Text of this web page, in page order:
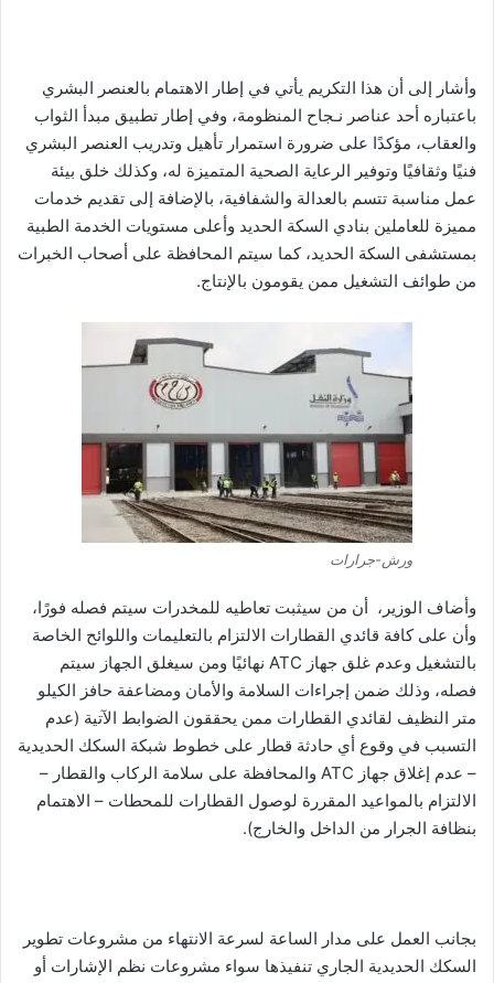
وأشار إلى أن هذا التكريم يأتي في إطار الاهتمام بالعنصر البشري
باعتباره أحد عناصر نـجاح المنظومة، وفي إطار تطبيق مبدأ الثواب
والعقاب، مؤكدًا على ضرورة استمرار تأهيل وتدريب العنصر البشري
فنيًا وثقافيًا وتوفير الرعاية الصحية المتميزة له، وكذلك خلق بيئة
عمل مناسبة تتسم بالعدالة والشفافية، بالإضافة إلى تقديم خدمات
مميزة للعاملين بنادي السكة الحديد وأعلى مستويات الخدمة الطبية
بمستشفى السكة الحديد، كما سيتم المحافظة على أصحاب الخبرات
من طوائف التشغيل ممن يقومون بالإنتاج.
ورش-جرارات
وأضاف الوزير، أن من سيثبت تعاطيه للمخدرات سيتم فصله فورًا،
وأن على كافة قائدي القطارات الالتزام بالتعليمات واللوائح الخاصة
بالتشغيل وعدم غلق جهاز ATC نهائيًا ومن سيغلق الجهاز سيتم
فصله، وذلك ضمن إجراءات السلامة والأمان ومضاعفة حافز الكيلو
متر النظيف لقائدي القطارات ممن يحققون الضوابط الآتية (عدم
التسبب في وقوع أي حادثة قطار على خطوط شبكة السكك الحديدية
– عدم إغلاق جهاز ATC والمحافظة على سلامة الركاب والقطار –
الالتزام بالمواعيد المقررة لوصول القطارات للمحطات – الاهتمام
بنظافة الجرار من الداخل والخارج).
بجانب العمل على مدار الساعة لسرعة الانتهاء من مشروعات تطوير
السكك الحديدية الجاري تنفيذها سواء مشروعات نظم الإشارات أو